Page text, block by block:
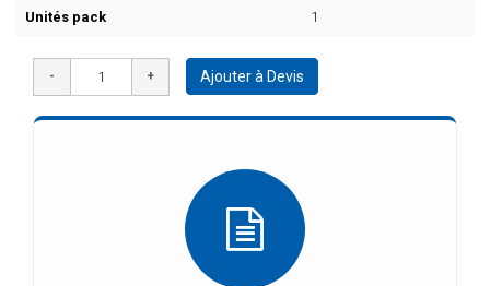
Unités pack 1
Ajouter à Devis